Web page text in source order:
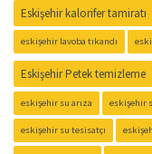
Eskişehir kalorifer tamiratı
eskişehir lavoba tıkandı
Eskişehir Petek temizleme
eskişehir su arıza eskişehir
eskişehir su tesisatçı